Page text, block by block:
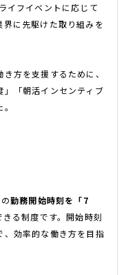
イフイベントに応じて
に先駆けた取り組みを
方を支援するために、
「朝活インセンティブ
勤務開始時刻を「7
きる制度です。開始時刻
、効率的な働き方を目指